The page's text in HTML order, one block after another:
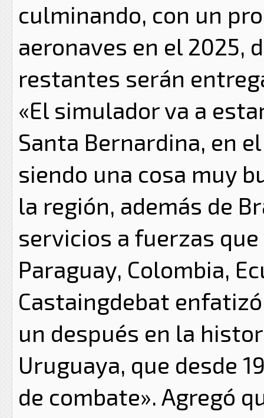
culminando, con un
aeronaves en el 2025,
restantes serán
«El simulador va a
Santa Bernardina, en
siendo una cosa muy
la región, además de
servicios a fuerzas
Paraguay, Colombia,
Castaingdebat
un después en la
Uruguaya, que desde
de combate». Agregó